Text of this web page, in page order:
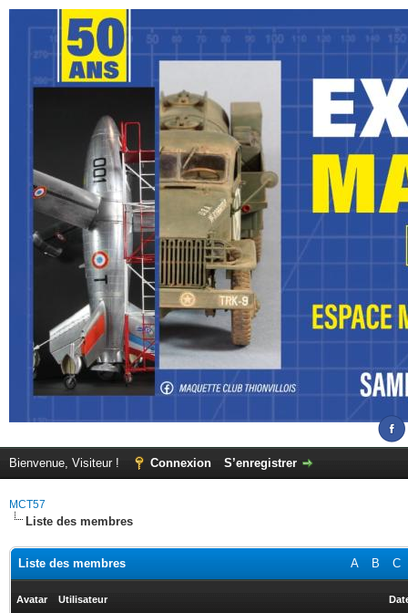
Bienvenue, Visiteur ! Connexion S’enregistrer
MCT57
Liste des membres
A B C
Liste des membres
Avatar Utilisateur